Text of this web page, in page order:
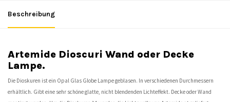
Beschreibung
Artemide Dioscuri Wand oder Decke
Lampe.
Die Dioskuren ist ein Opal Glas Globe Lampe geblasen. In verschiedenen Durchmessern
erhältlich. Gibt eine sehr schöne glatte, nicht blendenden Lichteffekt. Decke oder Wand